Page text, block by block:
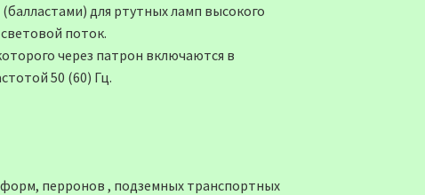
для ртутных ламп высокого
поток.
через патрон включаются в
50 (60) Гц.
перронов , подземных транспортных